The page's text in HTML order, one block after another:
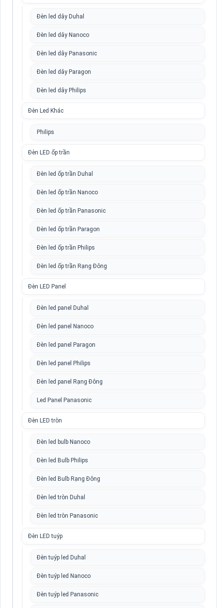
Đèn led dây Duhal
Đèn led dây Nanoco
Đèn led dây Panasonic
Đèn led dây Paragon
Đèn led dây Philips
Đèn Led Khác
Philips
Đèn LED ốp trần
Đèn led ốp trần Duhal
Đèn led ốp trần Nanoco
Đèn led ốp trần Panasonic
Đèn led ốp trần Paragon
Đèn led ốp trần Philips
Đèn led ốp trần Rạng Đông
Đèn LED Panel
Đèn led panel Duhal
Đèn led panel Nanoco
Đèn led panel Paragon
Đèn led panel Philips
Đèn led panel Rạng Đông
Led Panel Panasonic
Đèn LED tròn
Đèn led bulb Nanoco
Đèn led Bulb Philips
Đèn led Bulb Rạng Đông
Đèn led tròn Duhal
Đèn led tròn Panasonic
Đèn LED tuýp
Đèn tuýp led Duhal
Đèn tuýp led Nanoco
Đèn tuýp led Panasonic